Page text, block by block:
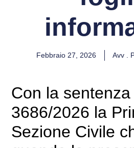
Febbraio 27, 2026 Avv .
Con la sentenza
3686/2026 la
Sezione Civile